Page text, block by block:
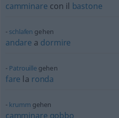
camminare con il bastone
schlafen gehen
andare a dormire
Patrouillegehen
fare la ronda
krumm gehen
camminare gobbo